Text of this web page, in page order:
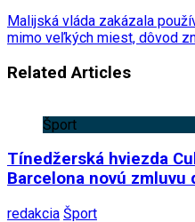
Malijská vláda zakázala
mimo veľkých miest, dôvod
Related Articles
Šport
Tínedžerská hviezda
Barcelona novú zmluvu
redakcia Šport